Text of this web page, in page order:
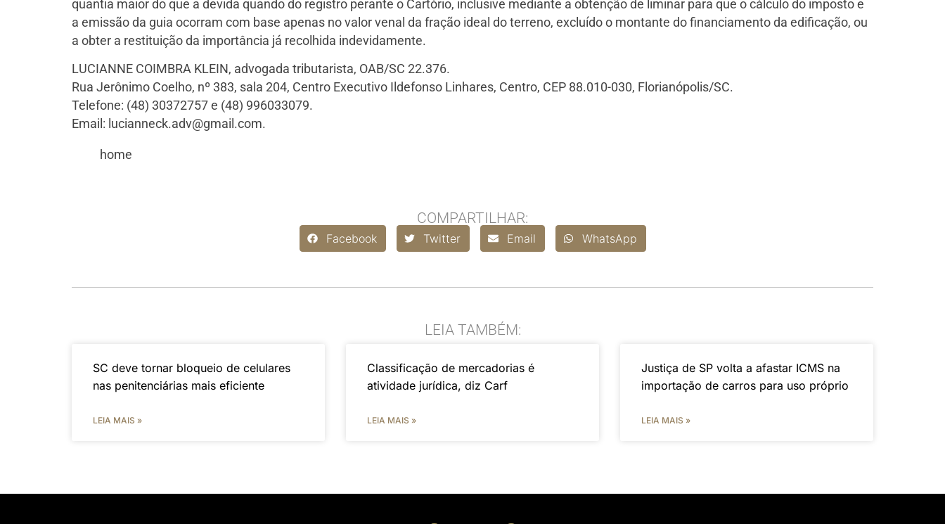
quantia maior do que a devida quando do registro perante o Cartório, inclusive mediante a obtenção de liminar para que o cálculo do imposto e
a emissão da guia ocorram com base apenas no valor venal da fração ideal do terreno, excluído o montante do financiamento da edificação, ou
a obter a restituição da importância já recolhida indevidamente.
LUCIANNE COIMBRA KLEIN, advogada tributarista, OAB/SC 22.376.
Rua Jerônimo Coelho, nº 383, sala 204, Centro Executivo Ildefonso Linhares, Centro, CEP 88.010-030, Florianópolis/SC.
Telefone: (48) 30372757 e (48) 996033079.
Email: lucianneck.adv@gmail.com.
home
COMPARTILHAR:
Facebook Twitter Email WhatsApp
LEIA TAMBÉM:
SC deve tornar bloqueio de celulares
nas penitenciárias mais eficiente
LEIA MAIS »
Classificação de mercadorias é
atividade jurídica, diz Carf
LEIA MAIS »
Justiça de SP volta a afastar ICMS na
importação de carros para uso próprio
LEIA MAIS »